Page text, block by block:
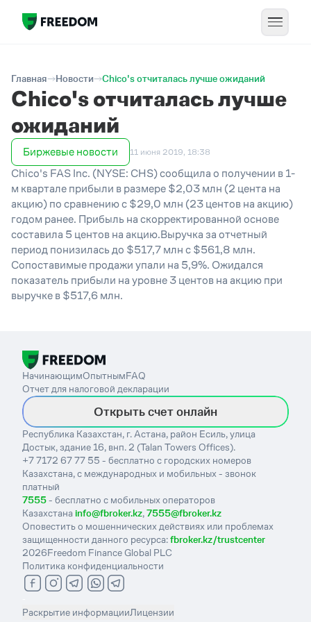
Главная Новости Chico's отчиталась лучше ожиданий
Chico's отчиталась лучше
ожиданий
Биржевые новости 11 июня 2019, 18:38
Chico's FAS Inc. (NYSE: CHS) сообщила о получении в 1-
м квартале прибыли в размере $2,03 млн (2 цента на
акцию) по сравнению с $29,0 млн (23 центов на акцию)
годом ранее. Прибыль на скорректированной основе
составила 5 центов на акцию.Выручка за отчетный
период понизилась до $517,7 млн с $561,8 млн.
Сопоставимые продажи упали на 5,9%. Ожидался
показатель прибыли на уровне 3 центов на акцию при
выручке в $517,6 млн.
НачинающимОпытнымFAQ
Отчет для налоговой декларации
Открыть счет онлайн
Республика Казахстан, г. Астана, район Есиль, улица
Достык, здание 16, внп. 2 (Talan Towers Offices).
+7 7172 67 77 55 - бесплатно с городских номеров
Казахстана, с международных и мобильных - звонок
платный
7555- бесплатно с мобильных операторов
Казахстанаinfo@fbroker.kz,7555@fbroker.kz
Оповестить о мошеннических действиях или проблемах
защищенности данного ресурса:fbroker.kz/trustcenter
2026Freedom Finance Global PLC
Политика конфиденциальности
Раскрытие информацииЛицензии